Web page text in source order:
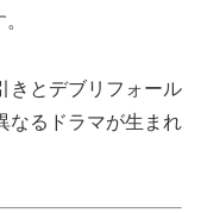
きとデブリフォール
なるドラマが生まれ